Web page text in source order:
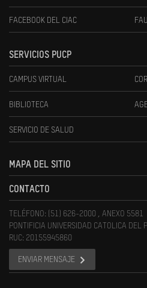
FACEBOOK DEL CIAC
SERVICIOS PUCP
CAMPUS VIRTUAL
BIBLIOTECA
SERVICIO DE SALUD
MAPA DEL SITIO
CONTACTO
TELÉFONO: (51) 626-2000 , ANEXO 5581
PONTIFICIA UNIVERSIDAD CATOLICA DEL
RUC: 20155945860
ENVIAR MENSAJE